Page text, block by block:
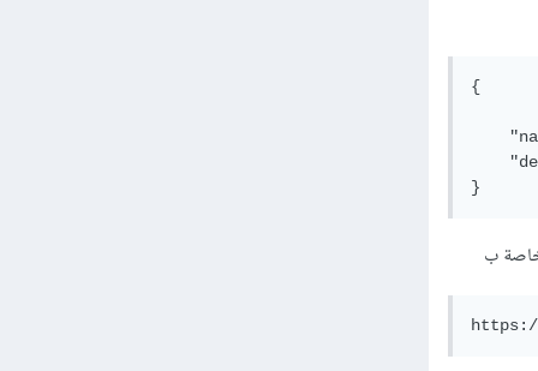
{
}
https://